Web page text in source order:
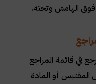
الهامش وتحته.
في قائمة المراجع
أو المادة